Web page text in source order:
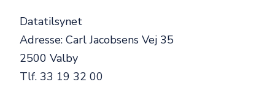
Datatilsynet
Adresse: Carl Jacobsens Vej 35
2500 Valby
Tlf. 33 19 32 00